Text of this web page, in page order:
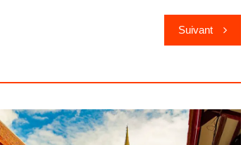
Suivant